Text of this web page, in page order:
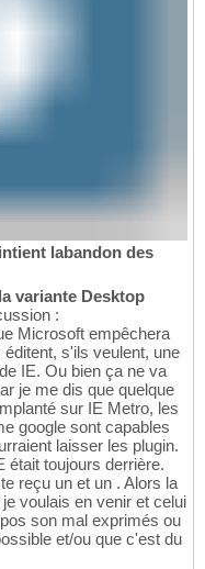
labandon des
variante Desktop
:
Microsoft empêchera
s'ils veulent, une
IE. Ou bien ça ne va
je me dis que quelque
sur IE Metro, les
google sont capables
laisser les plugin.
était toujours derrière.
reçu un et un . Alors la
voulais en venir et celui
son mal exprimés ou
et/ou que c'est du